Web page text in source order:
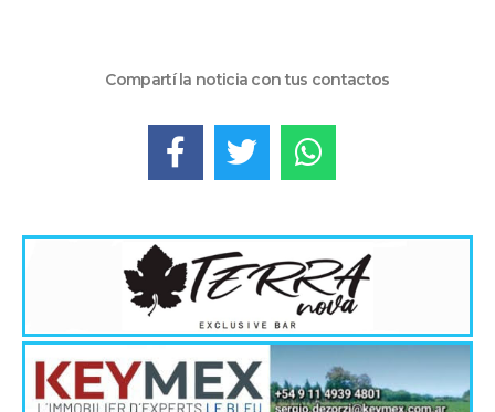
Compartí la noticia con tus contactos